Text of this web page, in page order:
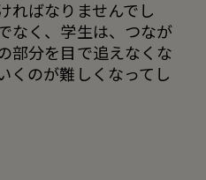
ればなりませんでし
なく、学生は、つなが
部分を目で追えなくな
くのが難しくなってし